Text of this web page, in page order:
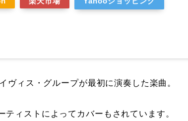
ヴィス・グループが最初に演奏した楽曲。
ィストによってカバーもされています。